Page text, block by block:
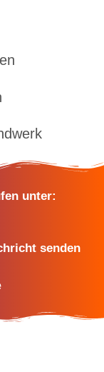
unter:
senden